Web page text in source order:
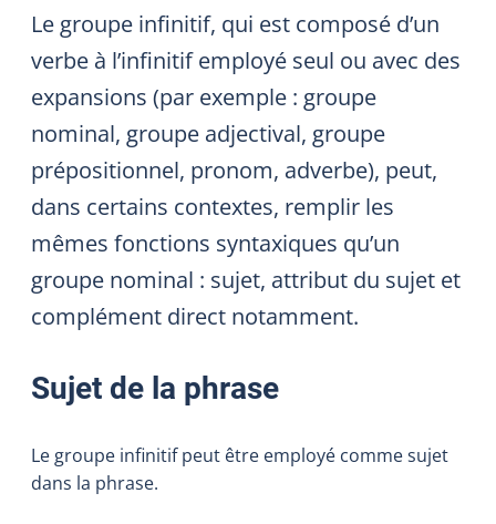
Le groupe infinitif, qui est composé d’un
verbe à l’infinitif employé seul ou avec des
expansions (par exemple : groupe
nominal, groupe adjectival, groupe
prépositionnel, pronom, adverbe), peut,
dans certains contextes, remplir les
mêmes fonctions syntaxiques qu’un
groupe nominal : sujet, attribut du sujet et
complément direct notamment.
Sujet de la phrase
Le groupe infinitif peut être employé comme sujet
dans la phrase.